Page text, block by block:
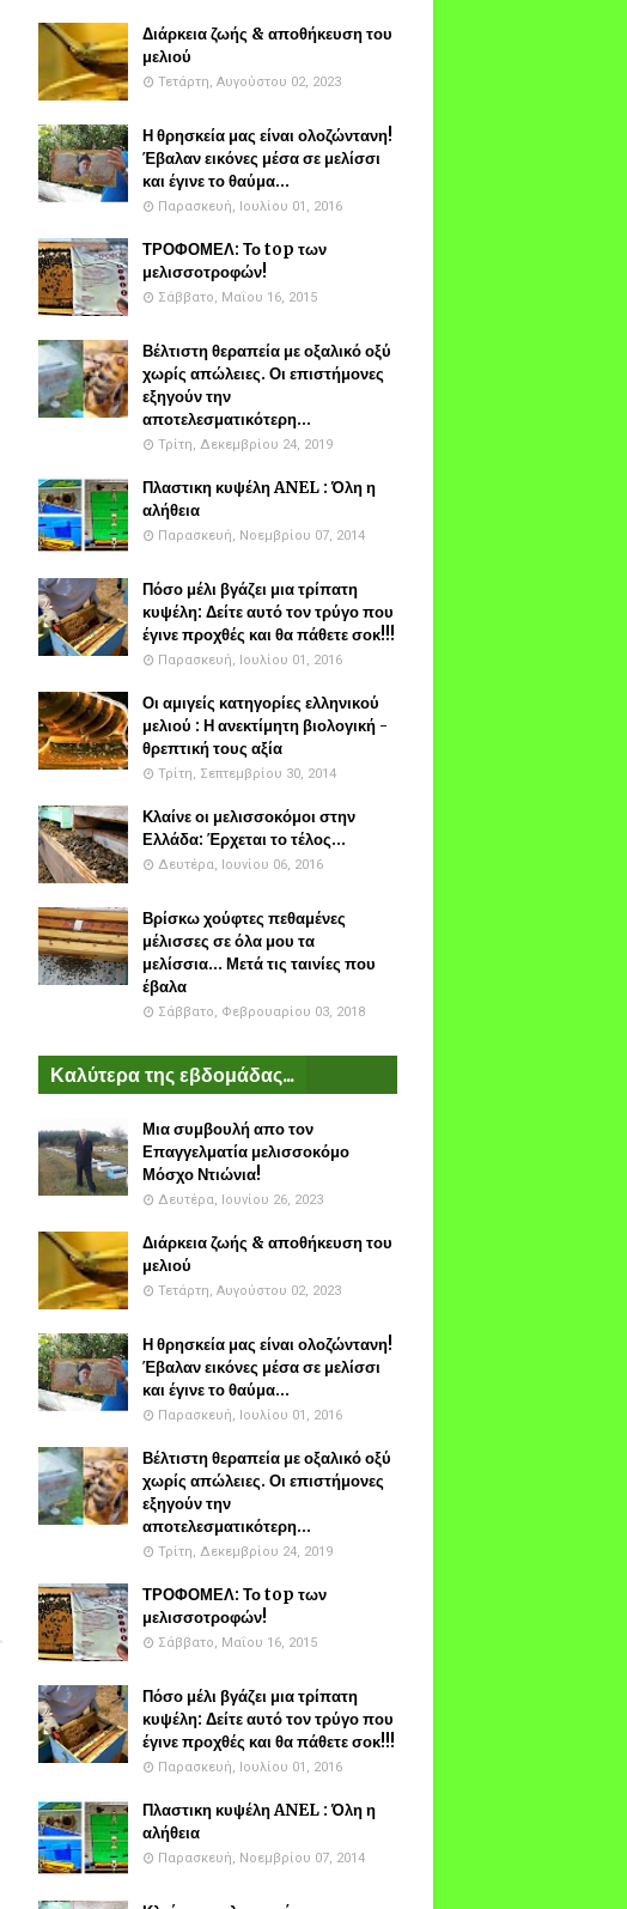
Διάρκεια ζωής & αποθήκευση του
μελιού
Τετάρτη, Αυγούστου 02, 2023
Η θρησκεία μας είναι ολοζώντανη!
Έβαλαν εικόνες μέσα σε μελίσσι
και έγινε το θαύμα...
Παρασκευή, Ιουλίου 01, 2016
ΤΡΟΦΟΜΕΛ: Το top των
μελισσοτροφών!
Σάββατο, Μαΐου 16, 2015
Βέλτιστη θεραπεία με οξαλικό οξύ
χωρίς απώλειες. Οι επιστήμονες
εξηγούν την
αποτελεσματικότερη...
Τρίτη, Δεκεμβρίου 24, 2019
Πλαστικη κυψέλη ANEL : Όλη η
αλήθεια
Παρασκευή, Νοεμβρίου 07, 2014
Πόσο μέλι βγάζει μια τρίπατη
κυψέλη: Δείτε αυτό τον τρύγο που
έγινε προχθές και θα πάθετε σοκ!!!
Παρασκευή, Ιουλίου 01, 2016
Οι αμιγείς κατηγορίες ελληνικού
μελιού : Η ανεκτίμητη βιολογική -
θρεπτική τους αξία
Τρίτη, Σεπτεμβρίου 30, 2014
Κλαίνε οι μελισσοκόμοι στην
Ελλάδα: Έρχεται το τέλος...
Δευτέρα, Ιουνίου 06, 2016
Βρίσκω χούφτες πεθαμένες
μέλισσες σε όλα μου τα
μελίσσια... Μετά τις ταινίες που
έβαλα
Σάββατο, Φεβρουαρίου 03, 2018
Καλύτερα της εβδομάδας...
Μια συμβουλή απο τον
Επαγγελματία μελισσοκόμο
Μόσχο Ντιώνια!
Δευτέρα, Ιουνίου 26, 2023
Διάρκεια ζωής & αποθήκευση του
μελιού
Τετάρτη, Αυγούστου 02, 2023
Η θρησκεία μας είναι ολοζώντανη!
Έβαλαν εικόνες μέσα σε μελίσσι
και έγινε το θαύμα...
Παρασκευή, Ιουλίου 01, 2016
Βέλτιστη θεραπεία με οξαλικό οξύ
χωρίς απώλειες. Οι επιστήμονες
εξηγούν την
αποτελεσματικότερη...
Τρίτη, Δεκεμβρίου 24, 2019
ΤΡΟΦΟΜΕΛ: Το top των
μελισσοτροφών!
Σάββατο, Μαΐου 16, 2015
Πόσο μέλι βγάζει μια τρίπατη
κυψέλη: Δείτε αυτό τον τρύγο που
έγινε προχθές και θα πάθετε σοκ!!!
Παρασκευή, Ιουλίου 01, 2016
Πλαστικη κυψέλη ANEL : Όλη η
αλήθεια
Παρασκευή, Νοεμβρίου 07, 2014